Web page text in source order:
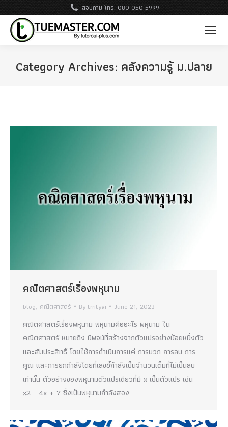
สอบถาม โทร. 080 050 5999
Category Archives: คลังความรู้ ม.ปลาย
คณิตศาสตร์เรื่องพหุนาม
blog, คณิตศาสตร์ Bytmtyai June 21, 2023
คณิตศาสตร์เรื่องพหุนาม พหุนามคืออะไร พหุนาม ใน
คณิตศาสตร์ หมายถึง นิพจน์ที่สร้างจากตัวแปรอย่างน้อยหนึ่งตัว
และสัมประสิทธิ์ โดยใช้การดำเนินการแค่ การบวก การลบ การ
คูณ และการยกกำลังโดยที่เลขชี้กำลังเป็นจำนวนเต็มที่ไม่เป็นลบ
เท่านั้น ตัวอย่างของพหุนามตัวแปรเดียวที่มี x เป็นตัวแปร เช่น
x2 − 4x + 7 ซึ่งเป็นพหุนามกำลังสอง